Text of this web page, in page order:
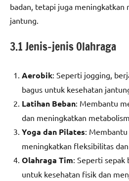
badan, tetapi juga meningkatkan
jantung.
3.1 Jenis-jenis Olahraga
Aerobik: Seperti jogging,
bagus untuk kesehatan
Latihan Beban: Membantu
dan meningkatkan
Yoga dan Pilates:
meningkatkan fleksibilitas
Olahraga Tim: Seperti sepak
untuk kesehatan fisik dan